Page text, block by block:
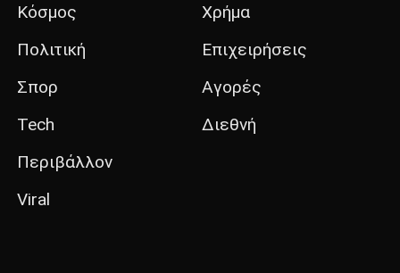
Κόσμος
Πολιτική
Σπορ
Tech
Περιβάλλον
Viral
Χρήμα
Επιχειρήσεις
Αγορές
Διεθνή